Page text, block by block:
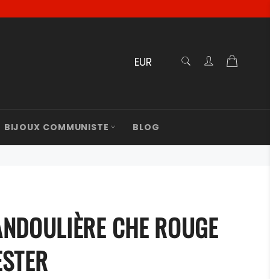
RECHERCHE
Recherche
BIJOUX COMMUNISTE BLOG
CHE ROUGE